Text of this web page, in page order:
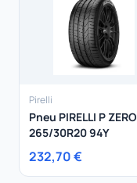
Pirelli
Pneu PIRELLI P ZERO
265/30R20 94Y
232,70 €